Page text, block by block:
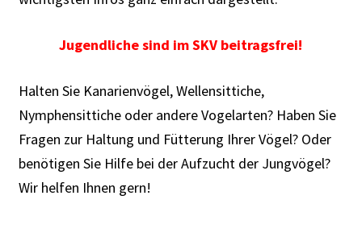
Jugendliche sind im SKV beitragsfrei!
Halten Sie Kanarienvögel, Wellensittiche,
Nymphensittiche oder andere Vogelarten? Haben Sie
Fragen zur Haltung und Fütterung Ihrer Vögel? Oder
benötigen Sie Hilfe bei der Aufzucht der Jungvögel?
Wir helfen Ihnen gern!